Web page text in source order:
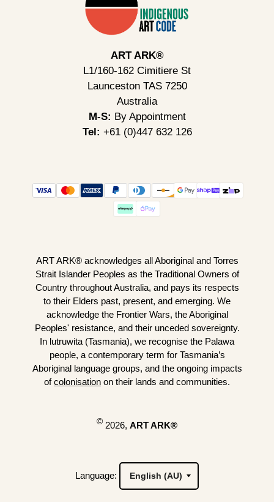
ART ARK®
L1/160-162 Cimitiere St
Launceston TAS 7250
Australia
M-S: By Appointment
Tel: +61 (0)447 632 126
ART ARK® acknowledges all Aboriginal and Torres
Strait Islander Peoples as the Traditional Owners of
Country throughout Australia, and pays its respects
to their Elders past, present, and emerging. We
acknowledge the Frontier Wars, the Aboriginal
Peoples' resistance, and their unceded sovereignty.
In lutruwita (Tasmania), we recognise the Palawa
people, a contemporary term for Tasmania’s
Aboriginal language groups, and the ongoing impacts
ofcolonisation on their lands and communities.
© 2026, ART ARK®
Language: